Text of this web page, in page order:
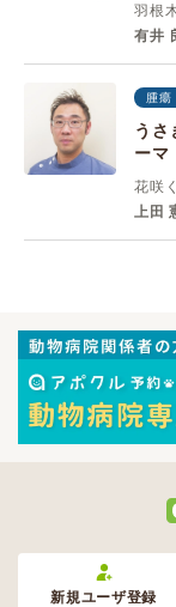
羽根
有井
腫瘍
うさ
ーマ
花咲
上田
新規ユーザ登録